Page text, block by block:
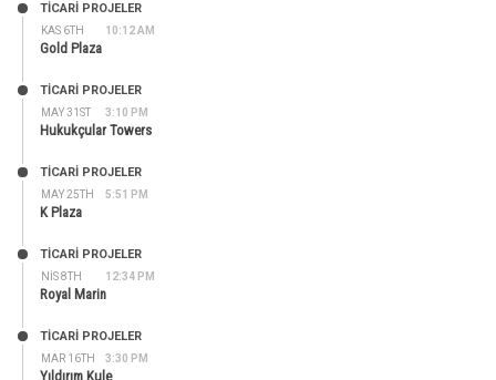
KAS 6TH 10:12 AM
TİCARİ PROJELER
Gold Plaza
MAY 31ST 3:10 PM
TİCARİ PROJELER
Hukukçular Towers
MAY 25TH 5:51 PM
TİCARİ PROJELER
K Plaza
NIS 8TH 12:34 PM
TİCARİ PROJELER
Royal Marin
MAR 16TH 3:30 PM
TİCARİ PROJELER
Yıldırım Kule